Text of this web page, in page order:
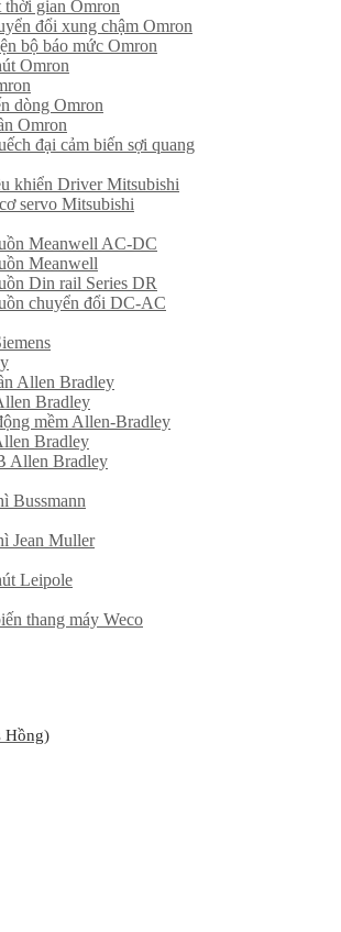
thời gian Omron
đổi xung chậm Omron
bộ báo mức Omron
Omron
dòng Omron
Omron
đại cảm biến sợi quang
khiển Driver Mitsubishi
servo Mitsubishi
Meanwell AC-DC
Meanwell
Din rail Series DR
chuyển đổi DC-AC
Allen Bradley
Bradley
mềm Allen-Bradley
Bradley
Allen Bradley
Bussmann
Jean Muller
Leipole
thang máy Weco
Hồng)